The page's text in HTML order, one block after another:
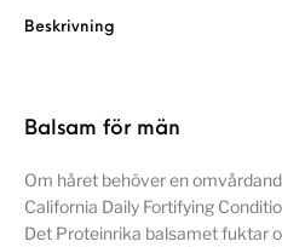
Beskrivning
Balsam för män
Om håret behöver en
California Daily Fortifying
Det Proteinrika balsamet fuktar